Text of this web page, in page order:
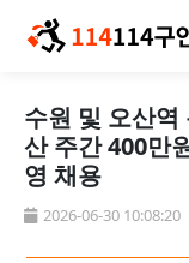
수원 및 오산역
산 주간 400만
영 채용
2026-06-30 10:08:20